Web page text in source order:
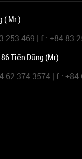
( Mr )
253 469 | f : +84 83
Tiến Dũng (Mr)
62 374 3574 | f : +84